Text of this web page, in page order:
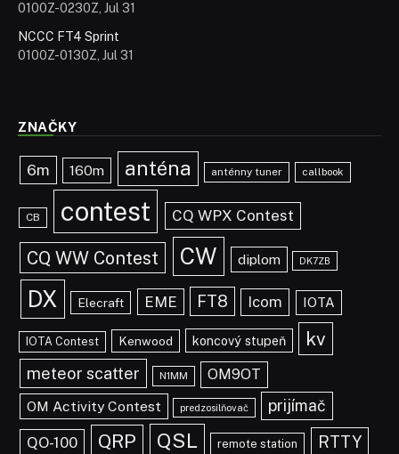
0100Z-0230Z, Jul 31
NCCC FT4 Sprint
0100Z-0130Z, Jul 31
ZNAČKY
6m 160m anténa anténny tuner callbook
CB contest CQ WPX Contest
CQ WW Contest CW diplom DK7ZB
DX Elecraft EME FT8 Icom IOTA
IOTA Contest Kenwood koncový stupeň kv
meteor scatter N1MM
OM9OT
OM Activity Contest
predzosilňovač prijímač
QO-100 QRP QSL remote station RTTY